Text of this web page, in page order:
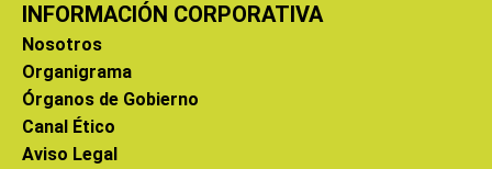
INFORMACIÓN CORPORATIVA
Nosotros
Organigrama
Órganos de Gobierno
Canal Ético
Aviso Legal